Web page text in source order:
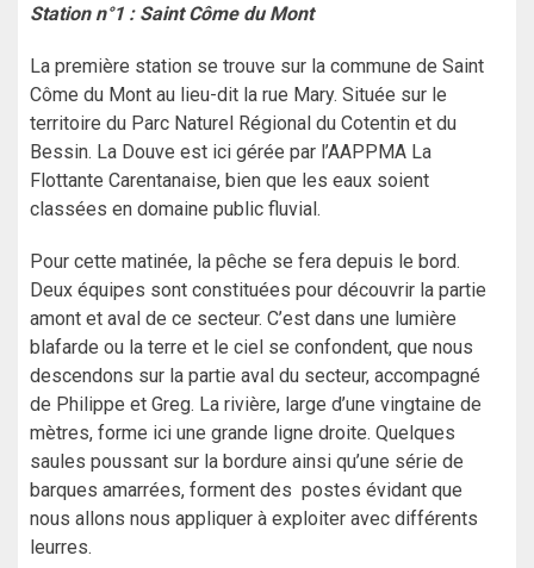
Station n°1 : Saint Côme du Mont
La première station se trouve sur la commune de Saint
Côme du Mont au lieu-dit la rue Mary. Située sur le
territoire du Parc Naturel Régional du Cotentin et du
Bessin. La Douve est ici gérée par l’AAPPMA La
Flottante Carentanaise, bien que les eaux soient
classées en domaine public fluvial.
Pour cette matinée, la pêche se fera depuis le bord.
Deux équipes sont constituées pour découvrir la partie
amont et aval de ce secteur. C’est dans une lumière
blafarde ou la terre et le ciel se confondent, que nous
descendons sur la partie aval du secteur, accompagné
de Philippe et Greg. La rivière, large d’une vingtaine de
mètres, forme ici une grande ligne droite. Quelques
saules poussant sur la bordure ainsi qu’une série de
barques amarrées, forment des postes évidant que
nous allons nous appliquer à exploiter avec différents
leurres.